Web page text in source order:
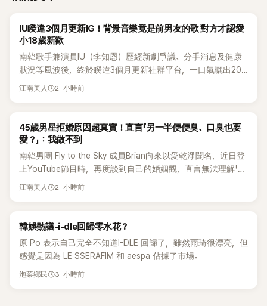
韓星
IU睽違3個月更新IG！背景音樂竟是前男友的歌 對方才認愛
小18歲新歡
南韓歌手兼演員IU（李知恩）歷經新劇爭議、分手消息及健康
狀況等風波後，終於睽違3個月更新社群平台，一口氣曬出20
張近況照，讓大批粉絲又驚又喜。不過，比起照片本身，更引
江南美人 2 小時前
韓星
45歲男星拒婚原因超真實！直言「另一半便便臭、口臭也要
愛？」：我做不到
南韓男團 Fly to the Sky 成員Brian向來以愛乾淨聞名，近日登
上YouTube節目時，再度談到自己的婚姻觀，直言無法理解「連
另一半的口臭、便便臭都要愛」這種說法，更大方表明自己是不
江南美人 2 小時前
熱議討論
韓娛熱議-i-dle回歸零水花？
原 Po 表示自己完全不知道I-DLE 回歸了，雖然雨琦很漂亮，但
感覺是因為 LE SSERAFIM 和 aespa 佔據了市場。
泡菜鄉民 3 小時前